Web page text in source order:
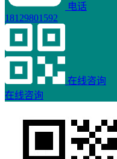
电话
18129801592
在线咨询
在线咨询